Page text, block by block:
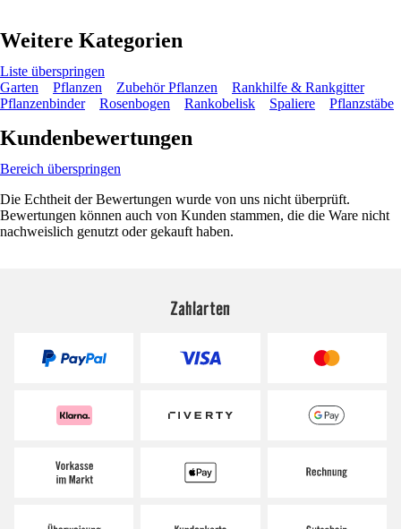
Weitere Kategorien
Liste überspringen
Garten
Pflanzen Zubehör Pflanzen
Rankhilfe & Rankgitter
Pflanzenbinder
Rosenbogen Rankobelisk Spaliere Pflanzstäbe
Kundenbewertungen
Bereich überspringen
Die Echtheit der Bewertungen wurde von uns nicht überprüft.
Bewertungen können auch von Kunden stammen, die die Ware nicht
nachweislich genutzt oder gekauft haben.
Zahlarten